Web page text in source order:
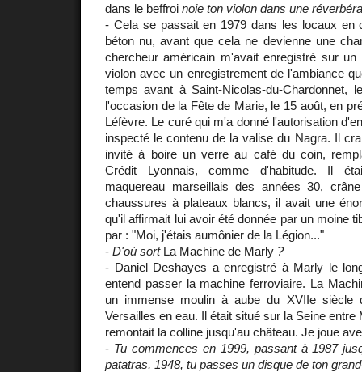
dans le beffroi noie ton violon dans une
- Cela se passait en 1979 dans les locaux en
béton nu, avant que cela ne devienne une
chercheur américain m'avait enregistré sur
violon avec un enregistrement de l'ambiance
temps avant à Saint-Nicolas-du-Chardonnet,
l'occasion de la Fête de Marie, le 15 août, en
Léfèvre. Le curé qui m'a donné l'autorisation
inspecté le contenu de la valise du Nagra. Il
invité à boire un verre au café du coin,
Crédit Lyonnais, comme d'habitude. Il
maquereau marseillais des années 30,
chaussures à plateaux blancs, il avait une
qu'il affirmait lui avoir été donnée par un moine
par : "Moi, j'étais aumônier de la Légion..."
- D'où sort La Machine de Marly ?
- Daniel Deshayes a enregistré à Marly le
entend passer la machine ferroviaire. La
un immense moulin à aube du XVIIe siècle
Versailles en eau. Il était situé sur la Seine entre
remontait la colline jusqu'au château. Je joue
- Tu commences en 1999, passant à 1987
patatras, 1948, tu passes un disque de ton